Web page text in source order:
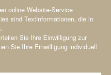
online Website-Service
sind Textinformationen, die in
Sie Ihre Einwilligung zur
Sie Ihre Einwilligung individuell